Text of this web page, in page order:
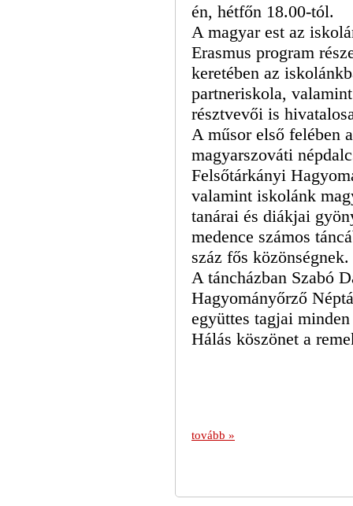
én, hétfőn 18.00-tól.
A magyar est az
Erasmus program
keretében az
partneriskola,
résztvevői is
A műsor első felében
magyarszováti
Felsőtárkányi
valamint iskolánk
tanárai és diákjai
medence számos
száz fős közönségnek.
A táncházban Szabó
Hagyományőrző
együttes tagjai
Hálás köszönet a
tovább »